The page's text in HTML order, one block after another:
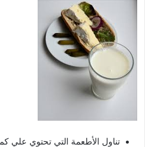
تناول الأطعمة التي تحتوي علي